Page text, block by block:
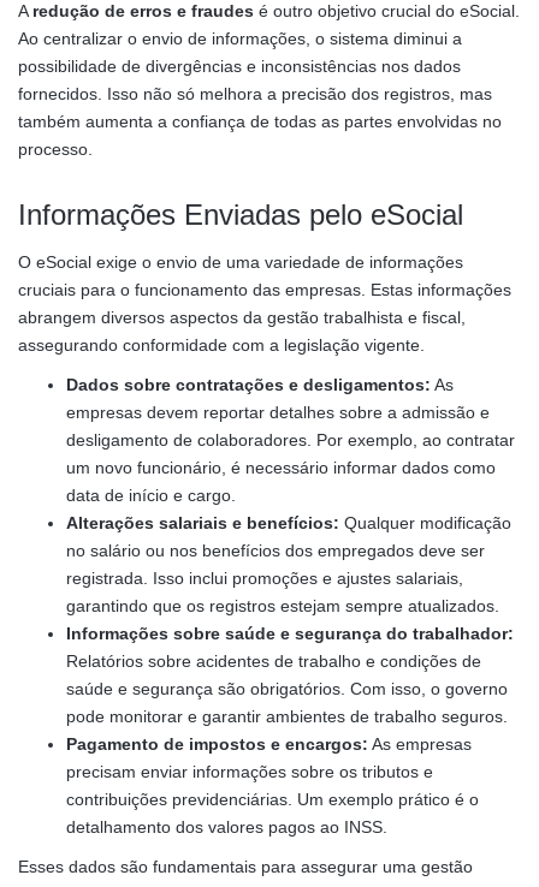
Aredução de erros e fraudes é outro objetivo crucial do eSocial.
Ao centralizar o envio de informações, o sistema diminui a
possibilidade de divergências e inconsistências nos dados
fornecidos. Isso não só melhora a precisão dos registros, mas
também aumenta a confiança de todas as partes envolvidas no
processo.
Informações Enviadas pelo eSocial
O eSocial exige o envio de uma variedade de informações
cruciais para o funcionamento das empresas. Estas informações
abrangem diversos aspectos da gestão trabalhista e fiscal,
assegurando conformidade com a legislação vigente.
Dados sobre contratações e desligamentos: As
empresas devem reportar detalhes sobre a admissão e
desligamento de colaboradores. Por exemplo, ao contratar
um novo funcionário, é necessário informar dados como
data de início e cargo.
Alterações salariais e benefícios: Qualquer modificação
no salário ou nos benefícios dos empregados deve ser
registrada. Isso inclui promoções e ajustes salariais,
garantindo que os registros estejam sempre atualizados.
Informações sobre saúde e segurança do trabalhador:
Relatórios sobre acidentes de trabalho e condições de
saúde e segurança são obrigatórios. Com isso, o governo
pode monitorar e garantir ambientes de trabalho seguros.
Pagamento de impostos e encargos: As empresas
precisam enviar informações sobre os tributos e
contribuições previdenciárias. Um exemplo prático é o
detalhamento dos valores pagos ao INSS.
Esses dados são fundamentais para assegurar uma gestão